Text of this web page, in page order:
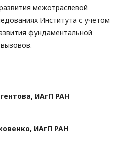
межотраслевой
Института с учетом
фундаментальной
ИАгП РАН
ИАгП РАН